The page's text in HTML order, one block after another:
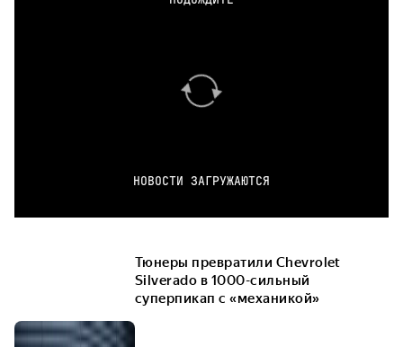
НОВОСТИ ЗАГРУЖАЮТСЯ
Тюнеры превратили Chevrolet
Silverado в 1000-сильный
суперпикап с «механикой»